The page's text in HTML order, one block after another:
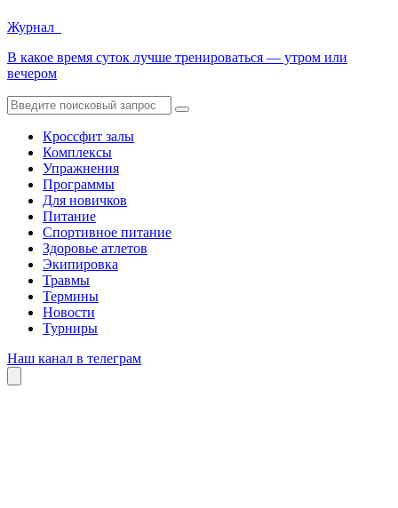
Журнал
В какое время суток лучше тренироваться — утром или
вечером
Кроссфит залы
Комплексы
Упражнения
Программы
Для новичков
Питание
Спортивное питание
Здоровье атлетов
Экипировка
Травмы
Термины
Новости
Турниры
Наш канал в телеграм